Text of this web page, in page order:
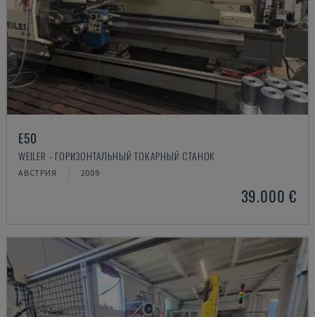
E50
WEILER - ГОРИЗОНТАЛЬНЫЙ ТОКАРНЫЙ СТАНОК
АВСТРИЯ 2009
39.000 €